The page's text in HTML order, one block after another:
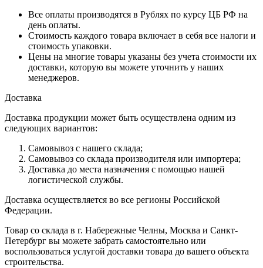
Все оплаты производятся в Рублях по курсу ЦБ РФ на
день оплаты.
Стоимость каждого товара включает в себя все налоги и
стоимость упаковки.
Цены на многие товары указаны без учета стоимости их
доставки, которую вы можете уточнить у наших
менеджеров.
Доставка
Доставка продукции может быть осуществлена одним из
следующих вариантов:
Самовывоз с нашего склада;
Самовывоз со склада производителя или импортера;
Доставка до места назначения с помощью нашей
логистической службы.
Доставка осуществляется во все регионы Российской
Федерации.
Товар со склада в г. Набережные Челны, Москва и Санкт-
Петербург вы можете забрать самостоятельно или
воспользоваться услугой доставки товара до вашего объекта
строительства.